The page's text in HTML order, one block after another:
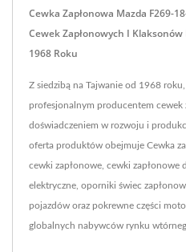
Cewka Zapłonowa Mazda F269-
Cewek Zapłonowych I
1968 Roku
Z siedzibą na Tajwanie od 1968
profesjonalnym producentem cewek
doświadczeniem w rozwoju i
oferta produktów obejmuje Cewka
cewki zapłonowe, cewki zapłonowe
elektryczne, oporniki świec
pojazdów oraz pokrewne części
globalnych nabywców rynku